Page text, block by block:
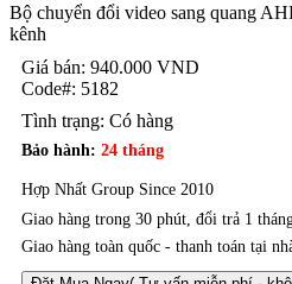
Bộ chuyển đổi video sang quang
kênh
Giá bán: 940.000 VND
Code#: 5182
Tình trạng: Có hàng
Bảo hành: 24 tháng
Hợp Nhất Group Since 2010
Giao hàng trong 30 phút, đổi trả 1
Giao hàng toàn quốc - thanh toán tại